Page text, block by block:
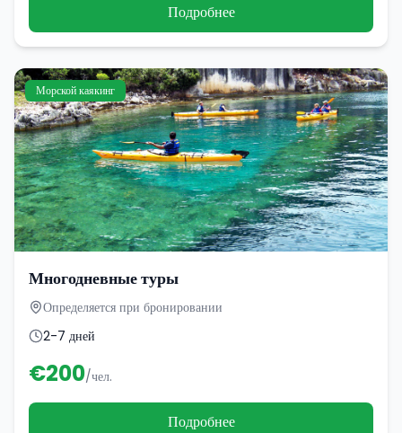
Подробнее
Морской каякинг
Многодневные туры
Определяется при бронировании
2-7 дней
€200/чел.
Подробнее